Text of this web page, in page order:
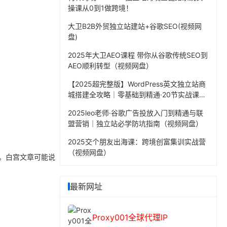
白宫文章可能说
操课从0到1做跨境！
大卫B2B外贸独立站建站+谷歌SEO(视频网
盘)
2025年大卫AEO课程 带你从谷歌传统SEO到
AEO顺利转型（视频网盘）
【2025超完整版】WordPress英文独立站商
城搭建全攻略｜零基础到精通·20节实战课程
2025leo老师·谷歌广告投放入门到精通与联
盟营销｜独立站必学防坑指南（视频网盘）
2025交个朋友出海课：跨境创富集训实战营
（视频网盘）
最新网址
Proxy001全球代理IP